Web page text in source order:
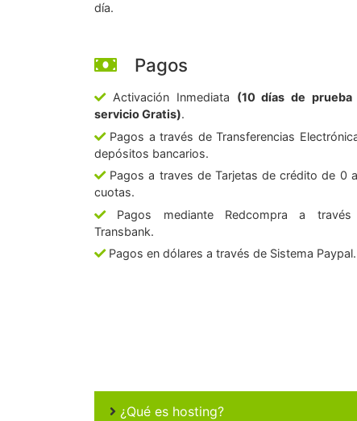
día.
Pagos
Activación Inmediata (10 días de prueba
servicio Gratis).
Pagos a través de Transferencias
depósitos bancarios.
Pagos a traves de Tarjetas de crédito de 0
cuotas.
Pagos mediante Redcompra a
Transbank.
Pagos en dólares a través de Sistema Paypal.
¿Qué es hosting?